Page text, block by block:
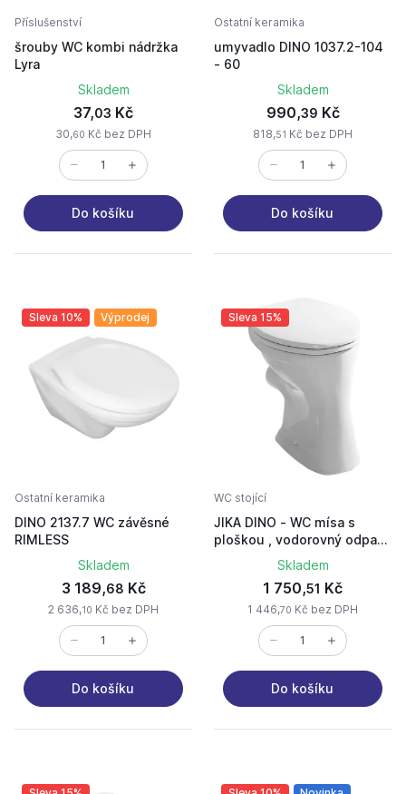
Příslušenství
šrouby WC kombi nádržka
Lyra
Skladem
37,03 Kč
30,60 Kč bez DPH
Do košíku
Ostatní keramika
umyvadlo DINO 1037.2-104
- 60
Skladem
990,39 Kč
818,51 Kč bez DPH
Do košíku
Sleva 10% Výprodej
Ostatní keramika
DINO 2137.7 WC závěsné
RIMLESS
Skladem
3 189,68 Kč
2 636,10 Kč bez DPH
Do košíku
Sleva 15%
WC stojící
JIKA DINO - WC mísa s
ploškou , vodorovný odpad
H8220000000001
Skladem
1 750,51 Kč
1 446,70 Kč bez DPH
Do košíku